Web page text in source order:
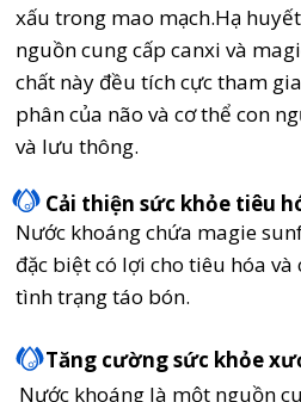
xấu trong mao mạch.Hạ
nguồn cung cấp canxi và
chất này đều tích cực tham
phân của não và cơ thể con
và lưu thông.
Cải thiện sức khỏe tiêu
Nước khoáng chứa magie
đặc biệt có lợi cho tiêu hóa và
tình trạng táo bón.
Tăng cường sức khỏe
Nước khoáng là một nguồn